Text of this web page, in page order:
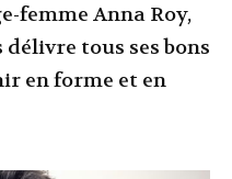
femme Anna Roy,
délivre tous ses bons
en forme et en